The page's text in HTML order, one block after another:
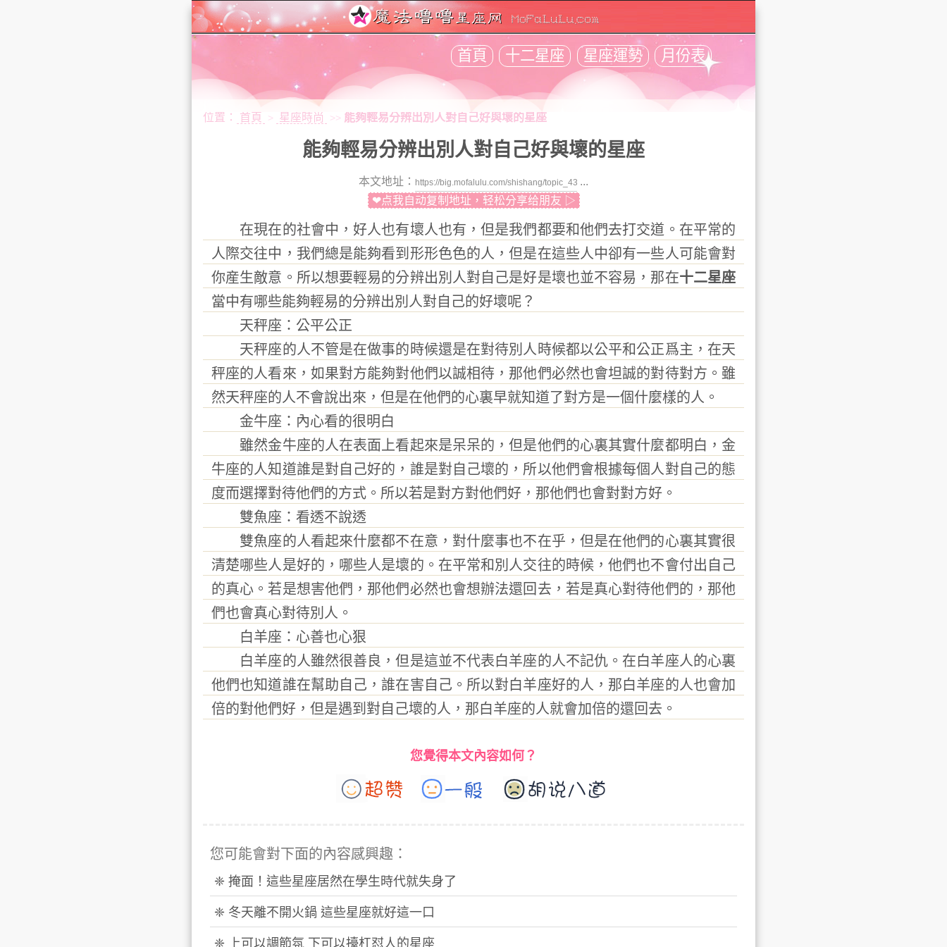
首頁 十二星座 星座運勢 月份表
位置： 首頁 > 星座時尚 >> 能夠輕易分辨出別人對自己好與壞的星座
能夠輕易分辨出別人對自己好與壞的星座
本文地址：
...
❤点我自动复制地址，轻松分享给朋友 ▷
在現在的社會中，好人也有壞人也有，但是我們都要和他們去打交道。在平常的
人際交往中，我們總是能夠看到形形色色的人，但是在這些人中卻有一些人可能會對
你産生敵意。所以想要輕易的分辨出別人對自己是好是壞也並不容易，那在十二星座
當中有哪些能夠輕易的分辨出別人對自己的好壞呢？
天秤座：公平公正
天秤座的人不管是在做事的時候還是在對待別人時候都以公平和公正爲主，在天
秤座的人看來，如果對方能夠對他們以誠相待，那他們必然也會坦誠的對待對方。雖
然天秤座的人不會說出來，但是在他們的心裏早就知道了對方是一個什麼樣的人。
金牛座：內心看的很明白
雖然金牛座的人在表面上看起來是呆呆的，但是他們的心裏其實什麼都明白，金
牛座的人知道誰是對自己好的，誰是對自己壞的，所以他們會根據每個人對自己的態
度而選擇對待他們的方式。所以若是對方對他們好，那他們也會對對方好。
雙魚座：看透不說透
雙魚座的人看起來什麼都不在意，對什麼事也不在乎，但是在他們的心裏其實很
清楚哪些人是好的，哪些人是壞的。在平常和別人交往的時候，他們也不會付出自己
的真心。若是想害他們，那他們必然也會想辦法還回去，若是真心對待他們的，那他
們也會真心對待別人。
白羊座：心善也心狠
白羊座的人雖然很善良，但是這並不代表白羊座的人不記仇。在白羊座人的心裏
他們也知道誰在幫助自己，誰在害自己。所以對白羊座好的人，那白羊座的人也會加
倍的對他們好，但是遇到對自己壞的人，那白羊座的人就會加倍的還回去。
您覺得本文內容如何？
您可能會對下面的內容感興趣：
❈ 掩面！這些星座居然在學生時代就失身了
❈ 冬天離不開火鍋 這些星座就好這一口
❈ 上可以調節氛 下可以擡杠怼人的星座